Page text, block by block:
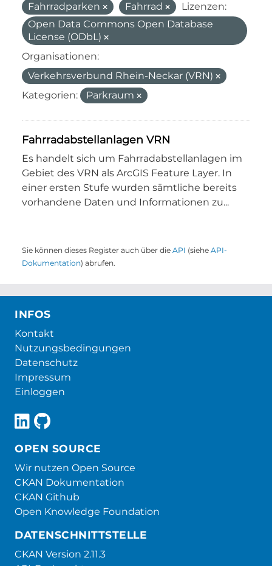
Fahrradparken
Fahrrad
Lizenzen:
Open Data Commons Open Database
License (ODbL)
Organisationen:
Verkehrsverbund Rhein-Neckar (VRN)
Kategorien:
Parkraum
Fahrradabstellanlagen VRN
Es handelt sich um Fahrradabstellanlagen im
Gebiet des VRN als ArcGIS Feature Layer. In
einer ersten Stufe wurden sämtliche bereits
vorhandene Daten und Informationen zu...
Sie können dieses Register auch über die API (siehe API-
Dokumentation) abrufen.
INFOS
Kontakt
Nutzungsbedingungen
Datenschutz
Impressum
Einloggen
OPEN SOURCE
Wir nutzen Open Source
CKAN Dokumentation
CKAN Github
Open Knowledge Foundation
DATENSCHNITTSTELLE
CKAN Version 2.11.3